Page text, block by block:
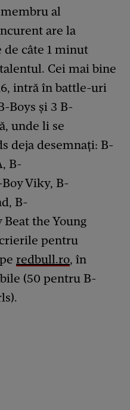
al
are la
câte 1 minut
Cei mai bine
intră în battle-uri
Boys și 3 B-
unde li se
deja desemnați: B-
B-
Viky, B-
B-
Beat the Young
pentru
redbull.ro, în
(50 pentru B-